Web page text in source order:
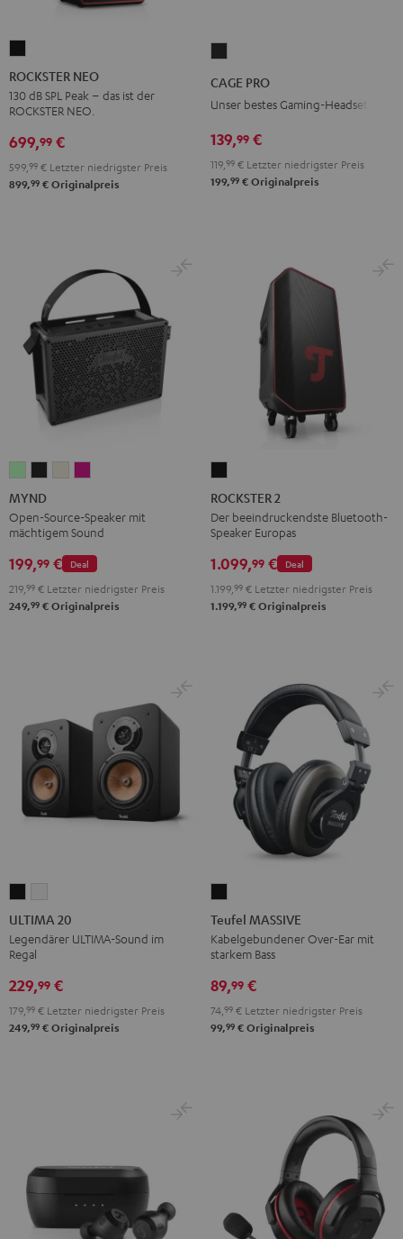
NEO
Schwarz
ROCKSTER NEO
130 dB SPL Peak – das ist der
ROCKSTER NEO.
699,99 €
599, 99 € Letzter niedrigster Preis
899,99 € Originalpreis
CAGE PRO
Unser bestes Gaming-Headset
139,99 €
119, 99 € Letzter niedrigster Preis
199,99 € Originalpreis
Light
MintBlackWhiteBerry
MYND
Open-Source-Speaker mit
mächtigem Sound
Deal
199,99 €
219, 99 € Letzter niedrigster Preis
249,99 € Originalpreis
2
Schwarz
ROCKSTER 2
Der beeindruckendste Bluetooth-
Speaker Europas
Deal
1.099,99 €
1.199, 99 € Letzter niedrigster Preis
1.199,99 € Originalpreis
20
Schwarz
20
Weiß
ULTIMA 20
Legendärer ULTIMA-Sound im
Regal
229,99 €
179, 99 € Letzter niedrigster Preis
249,99 € Originalpreis
MASSIVE
Schwarz
Teufel MASSIVE
Kabelgebundener Over-Ear mit
starkem Bass
89,99 €
74, 99 € Letzter niedrigster Preis
99,99 € Originalpreis